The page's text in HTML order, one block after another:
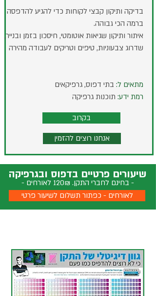
בדיקה ותיקון קבצי לקוחות כדי להגיע להדפסה
ברמה הכי גבוהה.
איתור ותיקון שגיאות אוטומטי, חיסכון בזמן ובנייר,
שדרוג צבעוניות, טיפים וטריקים לעבודה מהירה
מתאים ל: בתי דפוס, גרפיקאים
רמת ידע: תוכנות גרפיקה
בקרוב
אנחנו רוצים להזמין
שיעורים פרטיים בדפוס ובגרפיקה
- בחינם לחברי התקן. 120₪ לאורחים -
לאורחים - כפתור תשלום לשיעור פרטי